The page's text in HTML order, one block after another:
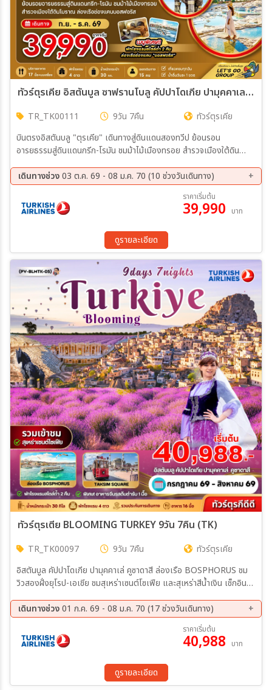
ทัวร์ตุรเคีย อิสตันบูล ซาฟรานโบลู คัปปาโดเกีย ปามุคคาเล ซานัคคาเล (พักโรงแรมสไตล์ถ้ำ 2 คืน) 9วัน 7คืน (TK)
TR_TK00111 9วัน 7คืน
ทัวร์ตุรเคีย
บินตรงอิสตันบลู "ตุรเคีย" เดินทางสู่ดินแดนสองทวีป ย้อนรอน
อารยธรรมสู่ดินแดนกรีก-โรมัน ชมม้าไม้เมืองทรอย สำรวจเมืองใต้ดิน
เดินทางช่วง03 ต.ค. 69 - 08 ม.ค. 70 (10 ช่วงวันเดินทาง)
31 ต.ค. 69 - 08 พ.ย. 69
07 พ.ย. 69 - 15 พ.ย. 69
14 พ.ย. 69 - 22 พ.ย. 69
28 พ.ย. 69 - 06 ธ.ค. 69
19 ธ.ค. 69 - 27 ธ.ค. 69
31 ธ.ค. 69 - 08 ม.ค. 70
ราคาเริ่มต้น
39,990 บาท
ดูรายละเอียด
ทัวร์ตุรเตีย BLOOMING TURKEY 9วัน 7คืน (TK)
TR_TK00097 9วัน 7คืน
ทัวร์ตุรเคีย
อิสตันบูล คัปปาโดเกีย ปามุคคาเล่ คูซาดาสี ล่องเรือ BOSPHORUS ชม
วิวสองฝั่งยุโรป-เอเชีย ชมสุเหร่าเซนต์โซเฟีย และสุเหร่าสีน้ำเงิน เช็กอิน
มรดกโลกปามุคคาเล่ ชมเมืองใต้ดินและหุบเขาสุดมหัศจรรย์แห่งคัปปาโด
เกีย พิเศษ! ทุ่งดอกลาเวนเดอร์ (เฉพาะ ก.ค. - ส.ค.) พักโรงแรมสไตล์ถ้ำ
2 คืน
เดินทางช่วง01 ก.ค. 69 - 08 ม.ค. 70 (17 ช่วงวันเดินทาง)
19 ก.ย. 69 - 27 ก.ย. 69
03 ต.ค. 69 - 11 ต.ค. 69
10 ต.ค. 69 - 18 ต.ค. 69
17 ต.ค. 69 - 25 ต.ค. 69
07 พ.ย. 69 - 15 พ.ย. 69
05 ธ.ค. 69 - 13 ธ.ค. 69
ราคาเริ่มต้น
40,988 บาท
ดูรายละเอียด